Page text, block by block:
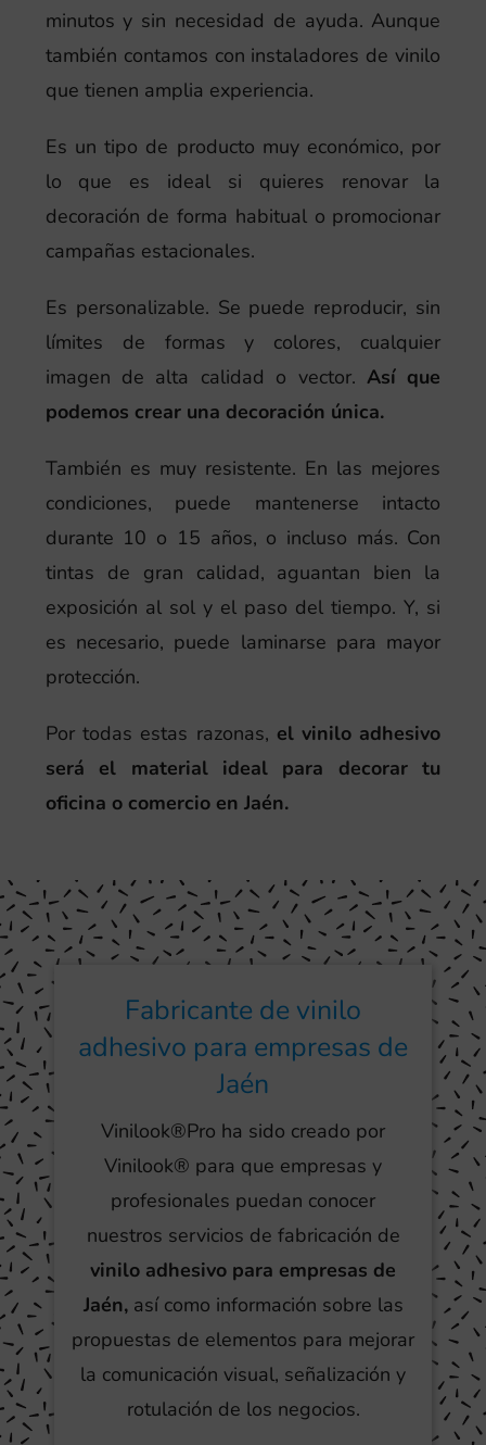
minutos y sin necesidad de ayuda. Aunque
también contamos con instaladores de vinilo
que tienen amplia experiencia.
Es un tipo de producto muy económico, por
lo que es ideal si quieres renovar la
decoración de forma habitual o promocionar
campañas estacionales.
Es personalizable. Se puede reproducir, sin
límites de formas y colores, cualquier
imagen de alta calidad o vector. Así que
podemos crear una decoración única.
También es muy resistente. En las mejores
condiciones, puede mantenerse intacto
durante 10 o 15 años, o incluso más. Con
tintas de gran calidad, aguantan bien la
exposición al sol y el paso del tiempo. Y, si
es necesario, puede laminarse para mayor
protección.
Por todas estas razonas, el vinilo adhesivo
será el material ideal para decorar tu
oficina o comercio en Jaén.
Fabricante de vinilo
adhesivo para empresas de
Jaén
Vinilook®Pro ha sido creado por
Vinilook® para que empresas y
profesionales puedan conocer
nuestros servicios de fabricación de
vinilo adhesivo para empresas de
Jaén,así como información sobre las
propuestas de elementos para mejorar
la comunicación visual, señalización y
rotulación de los negocios.